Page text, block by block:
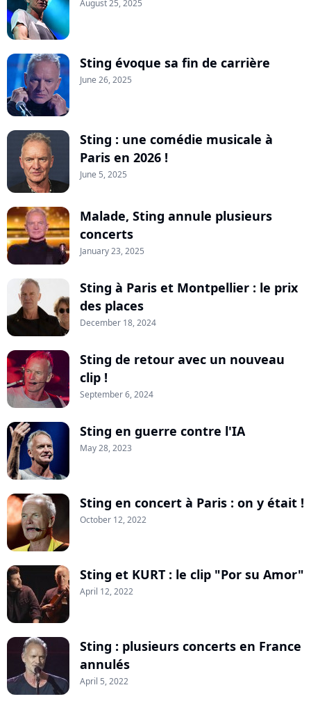
August 25, 2025
Sting évoque sa fin de carrière
June 26, 2025
Sting : une comédie musicale à
Paris en 2026 !
June 5, 2025
Malade, Sting annule plusieurs
concerts
January 23, 2025
Sting à Paris et Montpellier : le prix
des places
December 18, 2024
Sting de retour avec un nouveau
clip !
September 6, 2024
Sting en guerre contre l'IA
May 28, 2023
Sting en concert à Paris : on y était !
October 12, 2022
Sting et KURT : le clip "Por su Amor"
April 12, 2022
Sting : plusieurs concerts en France
annulés
April 5, 2022